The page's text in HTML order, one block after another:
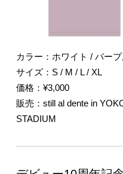
カラー：ホワイト / パー
サイズ：S / M / L / XL
価格：¥3,000
販売：still al dente in
STADIUM